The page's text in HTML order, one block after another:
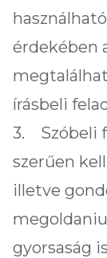
érdekében
írásbeli
3. Szóbeli
szerűen
illetve
gyorsaság